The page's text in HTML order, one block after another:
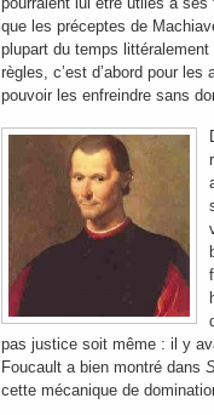
que les préceptes de
plupart du temps
règles, c’est d’abord pour
pouvoir les enfreindre sans
pas justice soit même : il y
Foucault a bien montré dans
cette mécanique de